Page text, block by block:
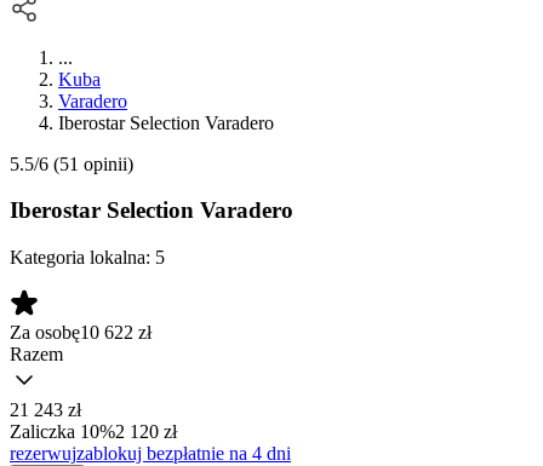
...
Kuba
Varadero
Iberostar Selection Varadero
5.5/6 (51 opinii)
Iberostar Selection Varadero
Kategoria lokalna: 5
Za osobę10 622 zł
Razem
21 243 zł
Zaliczka 10%2 120 zł
rezerwujzablokuj bezpłatnie na 4 dni